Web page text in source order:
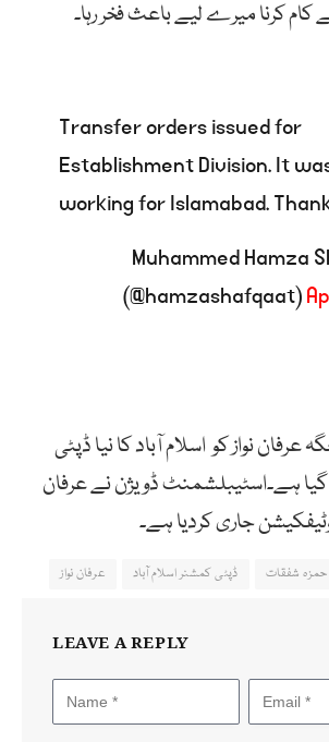
کام کرنا میرے لیے باعث فخر رہا۔
Transfer orders issued for
Establishment Division. It
working for Islamabad.
— Muhammed Hamza
(@hamzashafqaat)
نواز کو اسلام آباد کا نیا ڈپٹی
ہے۔اسٹیبلشمنٹ ڈویژن نے عرفان
جاری کردیا ہے۔
حمزہ شفقات ڈپٹی کمشنر اسلام آباد عرفان نواز
LEAVE A REPLY